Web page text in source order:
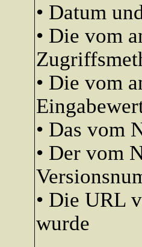
• Datum
• Die vom
• Die vom
• Das vom
• Der vom
• Die URL
wurde